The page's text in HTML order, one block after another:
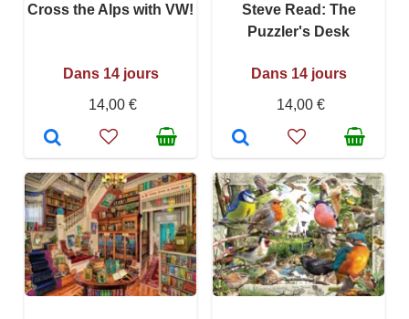
Cross the Alps with VW!
Dans 14 jours
14,00 €
Steve Read: The
Puzzler's Desk
Dans 14 jours
14,00 €